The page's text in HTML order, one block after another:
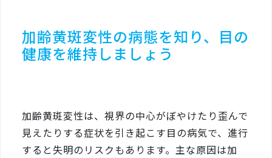
加齢黄斑変性の病態を知り、目の
健康を維持しましょう
加齢黄斑変性は、視界の中心がぼやけたり歪んで
見えたりする症状を引き起こす目の病気で、進行
すると失明のリスクもあります。主な原因は加